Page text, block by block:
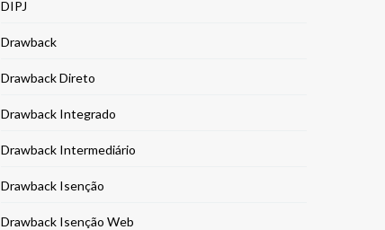
DIPJ
Drawback
Drawback Direto
Drawback Integrado
Drawback Intermediário
Drawback Isenção
Drawback Isenção Web